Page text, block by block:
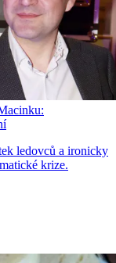
ledovců a ironicky
krize.